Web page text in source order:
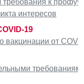
интересов
19
вакцинации от